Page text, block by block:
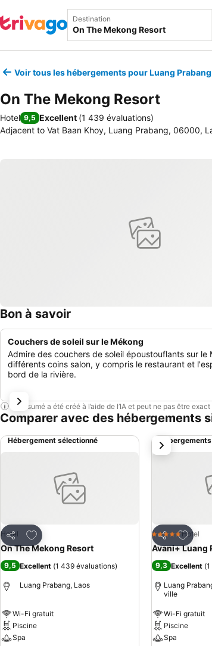
Destination
Voir tous les hébergements pour Luang Prabang
On The Mekong Resort
Hotel 9,5 Excellent (1 439 évaluations)
Adjacent to Vat Baan Khoy, Luang Prabang, 06000,
Bon à savoir
Couchers de soleil sur le Mékong
Admire des couchers de soleil époustouflants sur le
différents coins salon, y compris le restaurant et
bord de la rivière.
Ce résumé a été créé à l’aide de l’IA et peut ne pas être
Comparer avec des hébergements
Hébergement sélectionné
Partager
Ajouter à mes favoris
Hotel
On The Mekong Resort
9,5 Excellent (1 439 évaluations)
Luang Prabang, Laos
Wi-Fi gratuit
Piscine
Spa
Partager
Ajouter
5 Étoiles Hotel
Avani+ Luang
9,3 Excellent (
Luang
ville
Wi-Fi gratuit
Piscine
Spa
suivant